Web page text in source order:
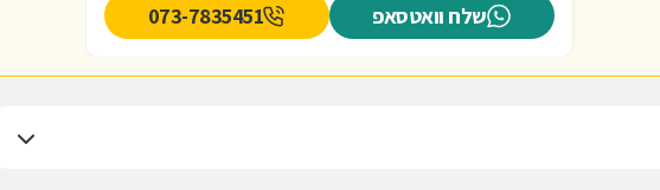
שלח וואטסאפ 073-7835451